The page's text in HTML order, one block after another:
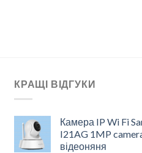
КРАЩІ ВІДГУКИ
Камера IP Wi Fi
I21AG 1MP
відеоняня